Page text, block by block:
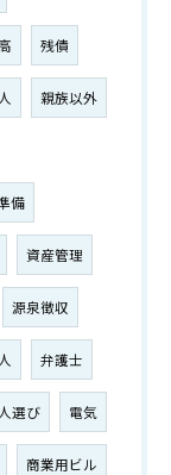
残債
親族以外
備
資産管理
源泉徴収
弁護士
選び 電気
商業用ビル